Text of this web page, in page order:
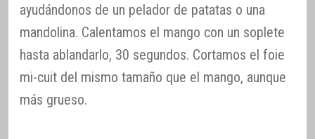
ayudándonos de un pelador de patatas o una
mandolina. Calentamos el mango con un soplete
hasta ablandarlo, 30 segundos. Cortamos el foie
mi-cuit del mismo tamaño que el mango, aunque
más grueso.